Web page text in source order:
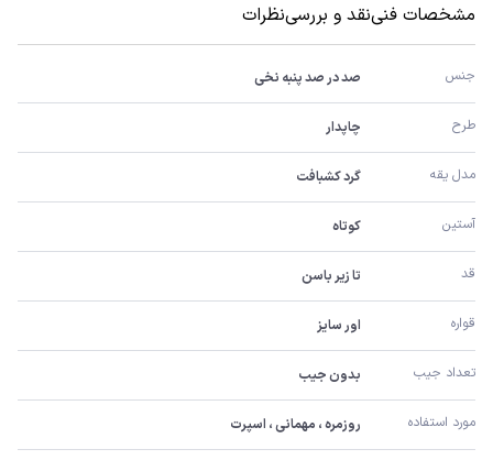
مشخصات فنینقد و بررسینظرات
جنس صد در صد پنبه نخی
طرح چاپدار
مدل یقه گرد کشبافت
آستین کوتاه
قد تا زیر باسن
قواره اور سایز
تعداد جیب بدون جیب
مورد استفاده روزمره ، مهمانی ، اسپرت